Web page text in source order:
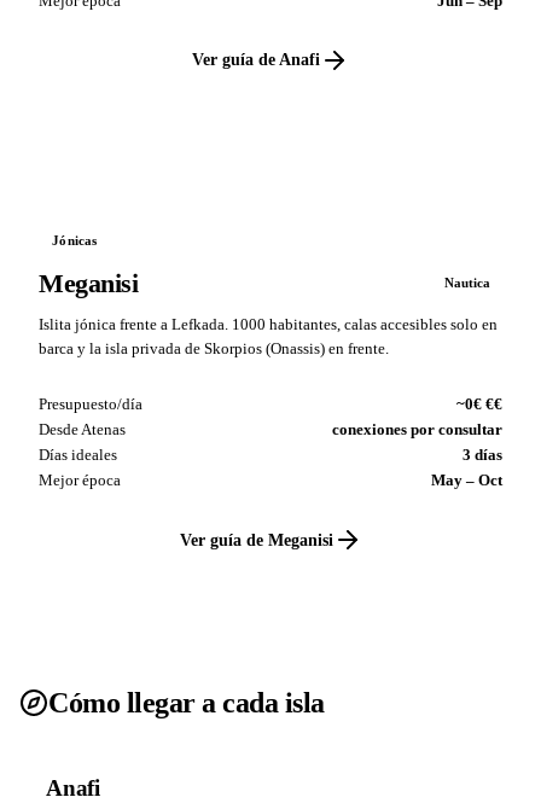
Ver guía de Anafi
Jónicas
Meganisi Nautica
Islita jónica frente a Lefkada. 1000 habitantes, calas accesibles solo en
barca y la isla privada de Skorpios (Onassis) en frente.
Presupuesto/día
~0€ €€
Desde Atenas
conexiones por consultar
Días ideales
3 días
Mejor época
May – Oct
Ver guía de Meganisi
Cómo llegar a cada isla
Anafi